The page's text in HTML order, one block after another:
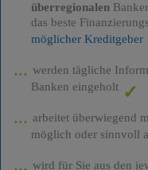
überregionalen
das beste
möglicher Kreditgeber
werden tägliche
Banken eingeholt
arbeitet überwiegend
möglich oder sinnvoll
wird für Sie aus den